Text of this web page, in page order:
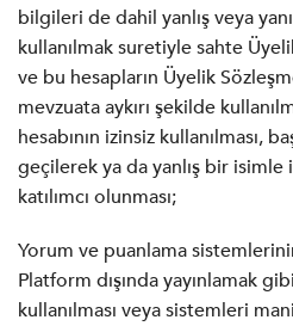
bilgileri de dahil yanlış veya
kullanılmak suretiyle sahte
ve bu hesapların Üyelik
mevzuata aykırı şekilde
hesabının izinsiz kullanılması,
geçilerek ya da yanlış bir
katılımcı olunması;
Yorum ve puanlama
Platform dışında yayınlamak
kullanılması veya sistemleri